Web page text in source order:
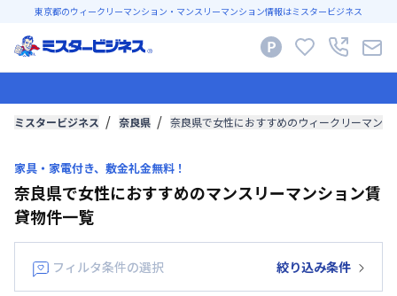
東京都のウィークリーマンション・マンスリーマンション情報はミスタービジネス
ミスタービジネス 奈良県 奈良県で女性におすすめのウィークリーマン
家具・家電付き、敷金礼金無料！
奈良県で女性におすすめのマンスリーマンション賃
貸物件一覧
フィルタ条件の選択 絞り込み条件